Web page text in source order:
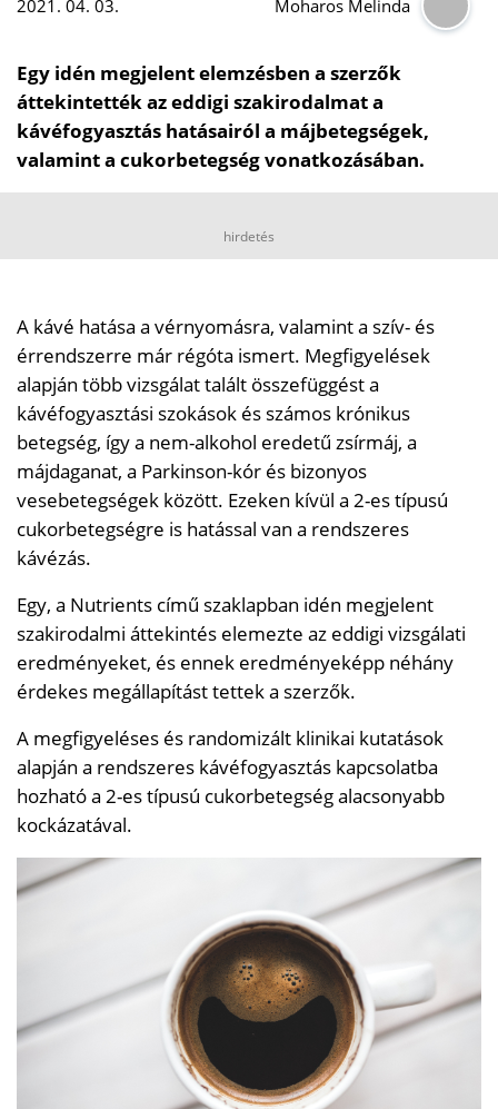
2021. 04. 03. Moharos Melinda
Egy idén megjelent elemzésben a szerzők
áttekintették az eddigi szakirodalmat a
kávéfogyasztás hatásairól a májbetegségek,
valamint a cukorbetegség vonatkozásában.
hirdetés
A kávé hatása a vérnyomásra, valamint a szív- és
érrendszerre már régóta ismert. Megfigyelések
alapján több vizsgálat talált összefüggést a
kávéfogyasztási szokások és számos krónikus
betegség, így a nem-alkohol eredetű zsírmáj, a
májdaganat, a Parkinson-kór és bizonyos
vesebetegségek között. Ezeken kívül a 2-es típusú
cukorbetegségre is hatással van a rendszeres
kávézás.
Egy, a Nutrients című szaklapban idén megjelent
szakirodalmi áttekintés elemezte az eddigi vizsgálati
eredményeket, és ennek eredményeképp néhány
érdekes megállapítást tettek a szerzők.
A megfigyeléses és randomizált klinikai kutatások
alapján a rendszeres kávéfogyasztás kapcsolatba
hozható a 2-es típusú cukorbetegség alacsonyabb
kockázatával.